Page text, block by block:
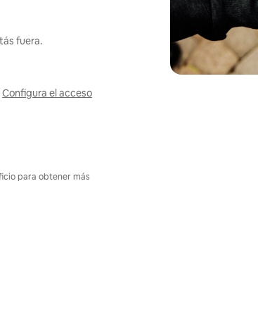
fuera.
Configura el acceso
para obtener más